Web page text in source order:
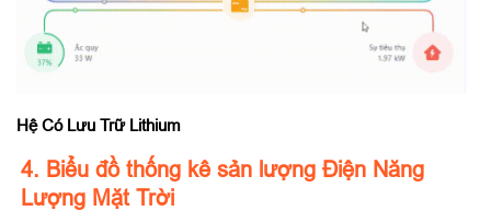
Hệ Có Lưu Trữ Lithium
4. Biểu đồ thống kê sản lượng Điện Năng
Lượng Mặt Trời